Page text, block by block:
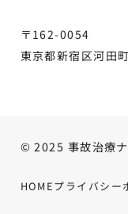
〒162-0054
東京都新宿区河田
© 2025 事故治療
HOMEプライバシー